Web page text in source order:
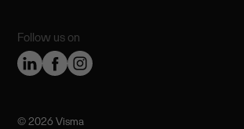
Follow us on
©️ 2026 Visma